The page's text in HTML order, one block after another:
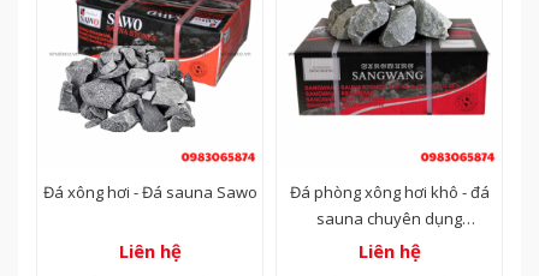
Đá xông hơi - Đá sauna Sawo
Liên hệ
Đá phòng xông hơi khô - đá
sauna chuyên dụng
Sangwang
Liên hệ